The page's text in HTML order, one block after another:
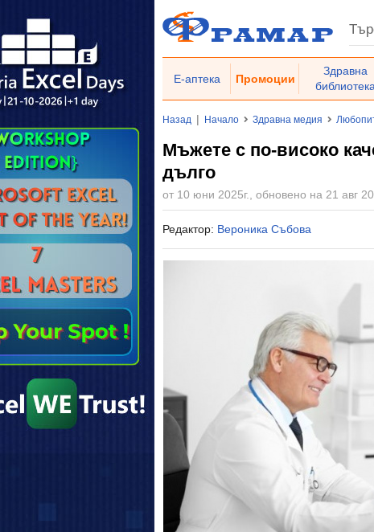
Е-аптека Промоции
Здравна
библиотека
Назад | Начало Здравна медия
Мъжете с по-високо
дълго
от 10 юни 2025г., обновено на 21 авг
Редактор: Вероника Събова